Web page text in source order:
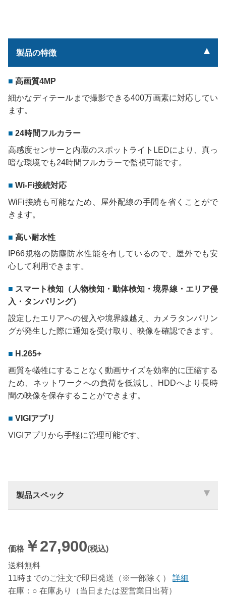
製品の特徴
高画質4MP
細かなディテールまで撮影できる400万画素に対応してい
ます。
24時間フルカラー
高感度センサーと内蔵のスポットライトLEDにより、真っ
暗な環境でも24時間フルカラーで監視可能です。
Wi-Fi接続対応
WiFi接続も可能なため、屋外配線の手間を省くことがで
きます。
高い耐水性
IP66規格の防塵防水性能を有しているので、屋外でも安
心して利用できます。
スマート検知（人物検知・動体検知・境界線・エリア侵
入・タンパリング）
設定したエリアへの侵入や境界線越え、カメラタンパリン
グが発生した際に通知を受け取り、映像を確認できます。
H.265+
画質を犠牲にすることなく動画サイズを効率的に圧縮する
ため、ネットワークへの負荷を低減し、HDDへより長時
間の映像を保存することができます。
VIGIアプリ
VIGIアプリから手軽に管理可能です。
製品スペック
価格 ￥27,900(税込)
送料無料
11時までのご注文で即日発送（※一部除く）
詳細
在庫：○ 在庫あり（当日または翌営業日出荷）